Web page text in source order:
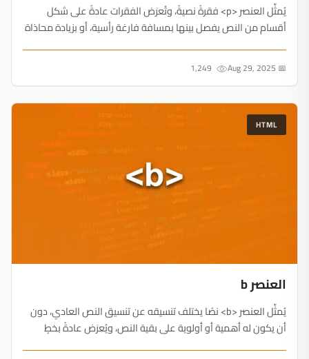
يُمثِّل العنصر <p> فقرةً نصيةً، وتُعرَض الفقرات عادةً على شكل
أقسام من النص يفصل بينها بمسافة فارغة رأسية، أو بزيادة محاذاة
📅 Aug 29, 2025
HTML
العنصر b
يُمثِّل العنصر <b> نصًا يختلف تنسيقه عن تنسيق النص العادي، دون
أن يكون له أهمية أو أولوية على بقية النص، ويُعرَض عادةً بخطٍ